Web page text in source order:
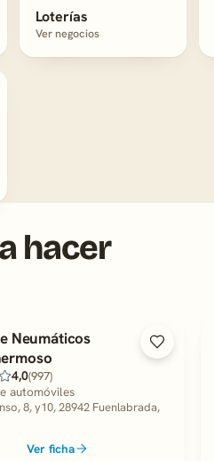
Loterías
Ver negocios
hacer
Neumáticos
4,0(997)
automóviles
8, y10, 28942 Fuenlabrada,
Ver ficha